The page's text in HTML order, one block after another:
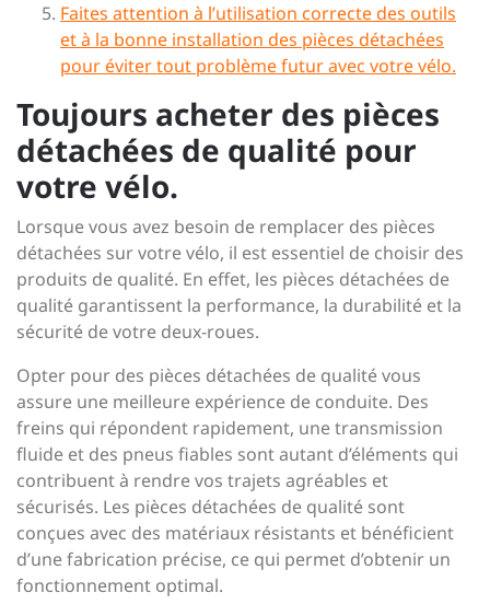
Faites attention à l’utilisation correcte des outils
et à la bonne installation des pièces détachées
pour éviter tout problème futur avec votre vélo.
Toujours acheter des pièces
détachées de qualité pour
votre vélo.
Lorsque vous avez besoin de remplacer des pièces
détachées sur votre vélo, il est essentiel de choisir des
produits de qualité. En effet, les pièces détachées de
qualité garantissent la performance, la durabilité et la
sécurité de votre deux-roues.
Opter pour des pièces détachées de qualité vous
assure une meilleure expérience de conduite. Des
freins qui répondent rapidement, une transmission
fluide et des pneus fiables sont autant d’éléments qui
contribuent à rendre vos trajets agréables et
sécurisés. Les pièces détachées de qualité sont
conçues avec des matériaux résistants et bénéficient
d’une fabrication précise, ce qui permet d’obtenir un
fonctionnement optimal.